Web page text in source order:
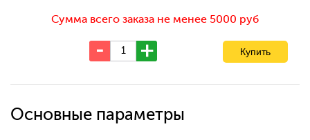
Сумма всего заказа не менее 5000 руб
Основные параметры